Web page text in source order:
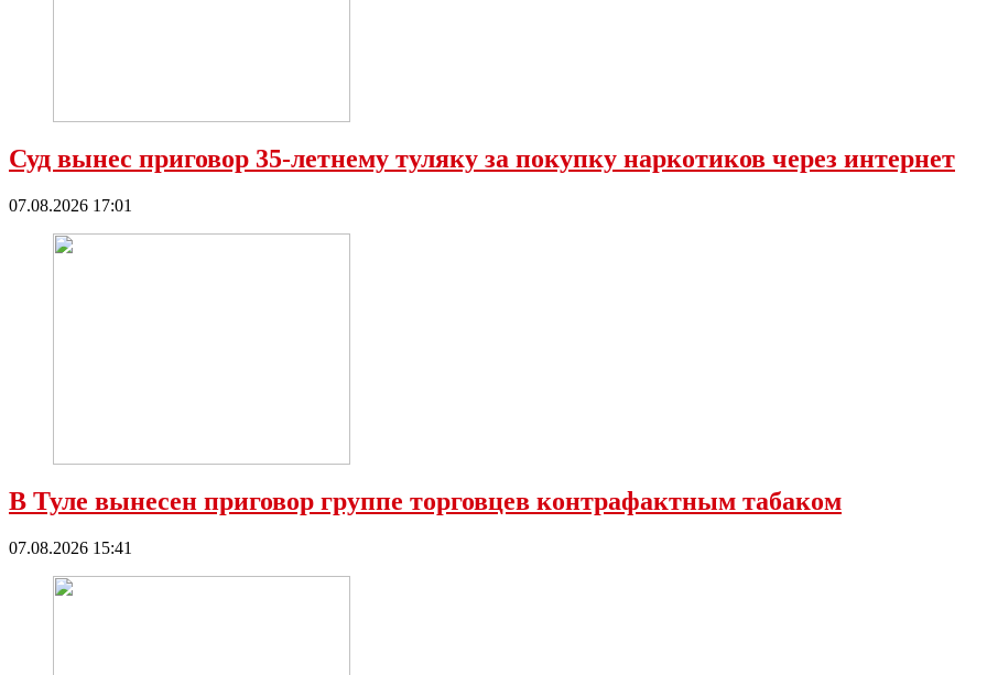
Суд вынес приговор 35-летнему туляку за покупку наркотиков через интернет
07.08.2026 17:01
В Туле вынесен приговор группе торговцев контрафактным табаком
07.08.2026 15:41